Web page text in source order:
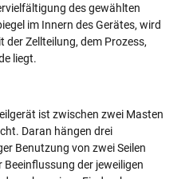
des gewählten
im Innern des Gerätes, wird
der Zellteilung, dem Prozess,
liegt.
ist zwischen zwei Masten
Daran hängen drei
Benutzung von zwei Seilen
der jeweiligen